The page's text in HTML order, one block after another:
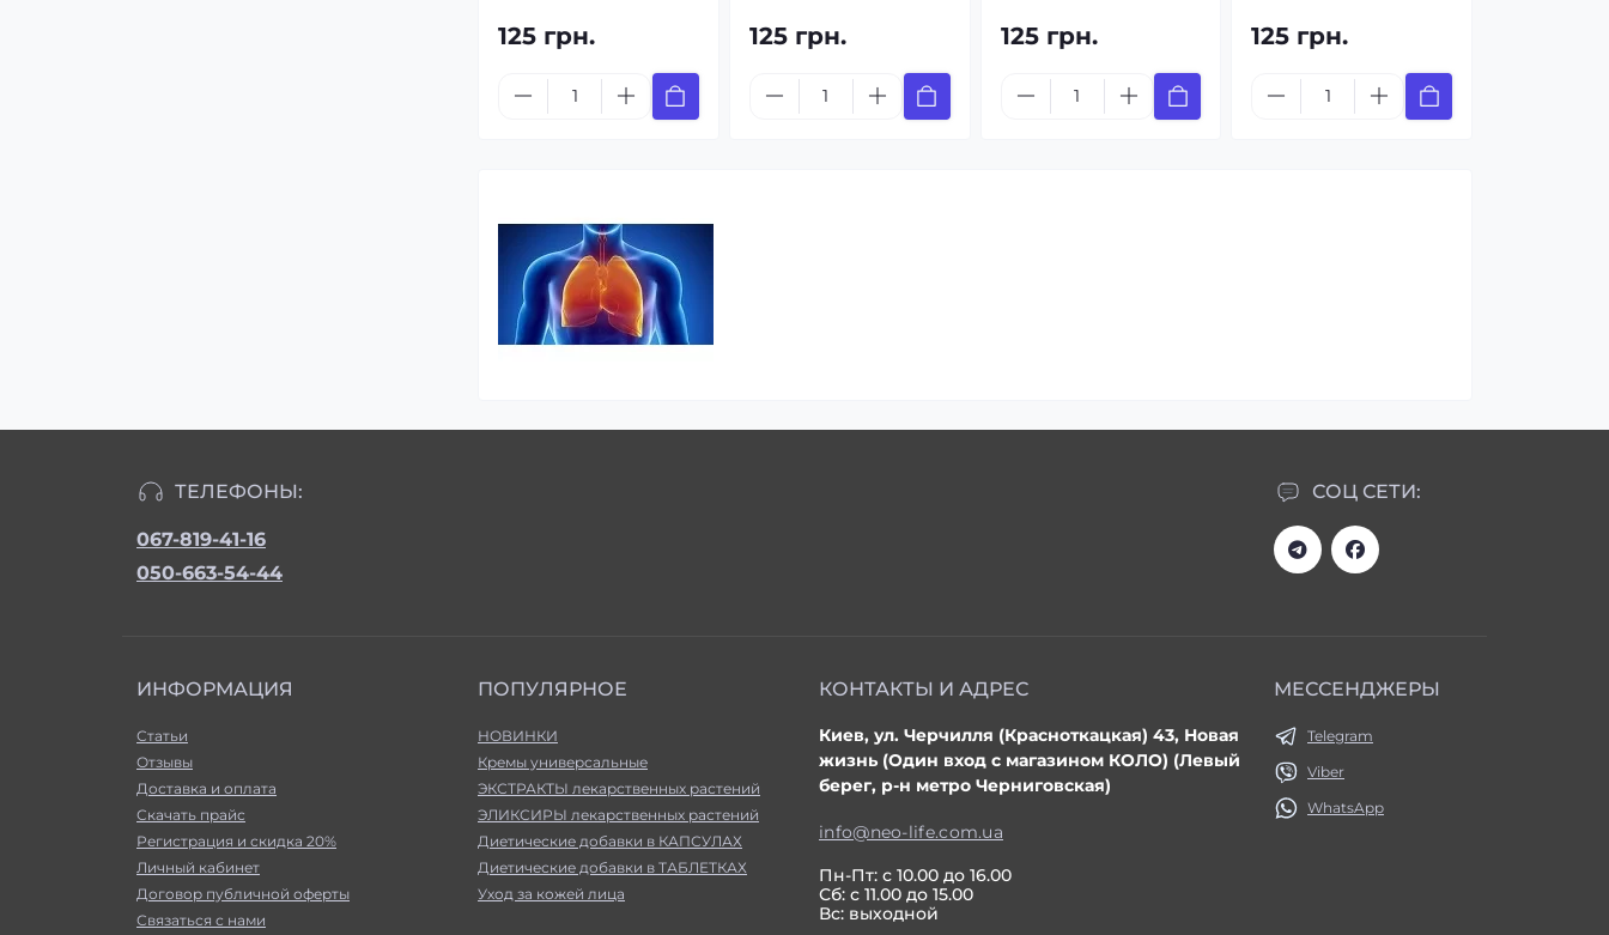
125 грн. 125 грн. 125 грн. 125 грн.
ТЕЛЕФОНЫ:
067-819-41-16
050-663-54-44
СОЦ СЕТИ:
ИНФОРМАЦИЯ
Статьи
Отзывы
Доставка и оплата
Скачать прайс
Регистрация и скидка 20%
Личный кабинет
Договор публичной оферты
Связаться с нами
ПОПУЛЯРНОЕ
НОВИНКИ
Кремы универсальные
ЭКСТРАКТЫ лекарственных растений
ЭЛИКСИРЫ лекарственных растений
Диетические добавки в КАПСУЛАХ
Диетические добавки в ТАБЛЕТКАХ
Уход за кожей лица
КОНТАКТЫ И АДРЕС
Киев, ул. Черчилля (Красноткацкая) 43, Новая
жизнь (Один вход с магазином КОЛО) (Левый
берег, р-н метро Черниговская)
info@neo-life.com.ua
Пн-Пт: с 10.00 до 16.00
Сб: с 11.00 до 15.00
Вс: выходной
МЕССЕНДЖЕРЫ
Telegram
Viber
WhatsApp